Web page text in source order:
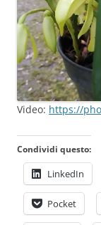
Video: https://
Condividi questo:
LinkedIn
Pocket